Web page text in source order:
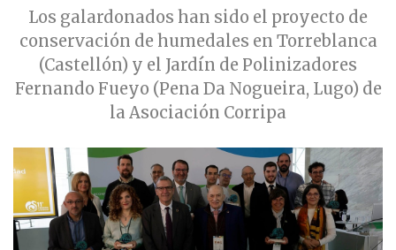
Los galardonados han sido el proyecto de
conservación de humedales en Torreblanca
(Castellón) y el Jardín de Polinizadores
Fernando Fueyo (Pena Da Nogueira, Lugo) de
la Asociación Corripa